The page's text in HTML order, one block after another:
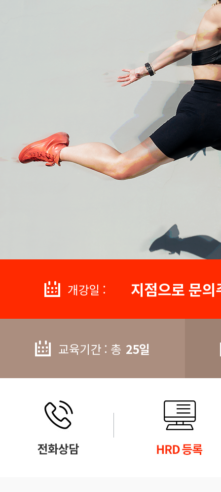
개강일 : 지점으로 문
교육기간 : 총 25일